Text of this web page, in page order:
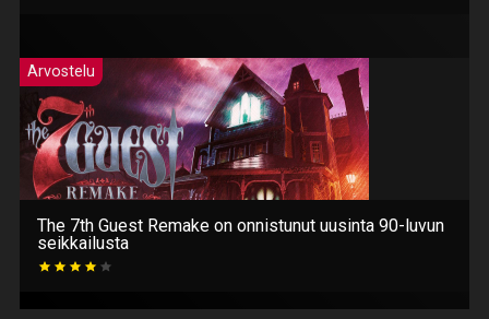
Arvostelu
The 7th Guest Remake on onnistunut uusinta 90-luvun
seikkailusta